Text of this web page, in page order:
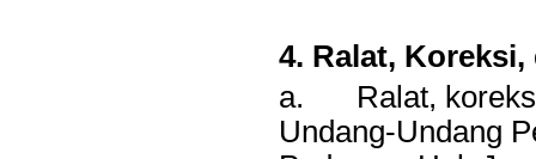
4. Ralat, Koreksi,
a.
Ralat,
Undang-Undang